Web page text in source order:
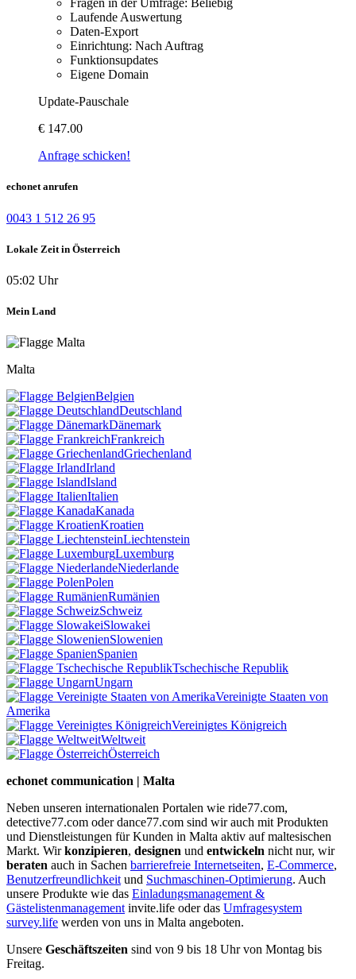
Fragen in der Umfrage: Beliebig
Laufende Auswertung
Daten-Export
Einrichtung: Nach Auftrag
Funktionsupdates
Eigene Domain
Update-Pauschale
€ 147.00
Anfrage schicken!
echonet anrufen
0043 1 512 26 95
Lokale Zeit in Österreich
05:02 Uhr
Mein Land
Malta
Belgien
Deutschland
Dänemark
Frankreich
Griechenland
Irland
Island
Italien
Kanada
Kroatien
Liechtenstein
Luxemburg
Niederlande
Polen
Rumänien
Schweiz
Slowakei
Slowenien
Spanien
Tschechische Republik
Ungarn
Vereinigte Staaten von
Amerika
Vereinigtes Königreich
Weltweit
Österreich
echonet communication | Malta
Neben unseren internationalen Portalen wie ride77.com,
detective77.com oder dance77.com sind wir auch mit Produkten
und Dienstleistungen für Kunden in Malta aktiv auf maltesischen
Markt. Wirkonzipieren, designen und entwickeln nicht nur, wir
beraten auch in Sachen barrierefreie Internetseiten, E-Commerce,
Benutzerfreundlichkeit und Suchmaschinen-Optimierung. Auch
unsere Produkte wie das Einladungsmanagement &
Gästelistenmanagement invite.life oder das Umfragesystem
survey.life werden von uns in Malta angeboten.
Unsere Geschäftszeiten sind von 9 bis 18 Uhr von Montag bis
Freitag.